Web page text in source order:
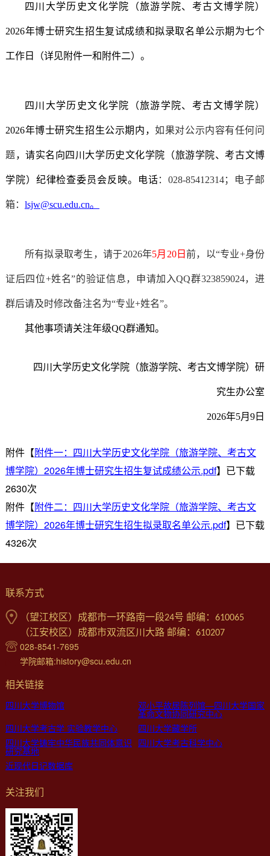
四川大学历史文化学院（旅游学院、考古文博学院）
2026年博士研究生招生复试成绩和拟录取名单公示期为七个
工作日（详见附件一和附件二）。
四川大学历史文化学院（旅游学院、考古文博学院）
2026年博士研究生招生公示期内，如果对公示内容有任何问
题 ，请实名向四川大学历史文化学院（旅游学院、考古文博
学院）纪律检查委员会反映。电话：028-85412314；电子邮
箱： lsjw@scu.edu.cn。
所有拟录取考生，请于2026年5月 20日前，以“专业+身份
证后四位+姓名”的验证信息，申请加入QQ群323859024，进
群后请及时修改备注名为“专业+姓名”。
其他事项请关注年级QQ群通知。
四川大学历史文化学院（旅游学院、考古文博学院）研
究生办公室
2026年5月9 日
附件【附件一：四川大学历史文化学院（旅游学院、考古文
博学院）2026年博士研究生招生复试成绩公示.pdf】已下载
2630次
附件【附件二：四川大学历史文化学院（旅游学院、考古文
博学院）2026年博士研究生招生拟录取名单公示.pdf】已下载
4326次
联系方式
（望江校区）成都市一环路南一段24号 邮编：610065
（江安校区）成都市双流区川大路 邮编：610207
028-8541-7695
学院邮箱:history@scu.edu.cn
相关链接
四川大学博物馆 邓小平故居陈列馆—四川大学国家
革命文物协同研究中心
四川大学考古学 实验教学中心
四川大学藏学所
四川大学铸牢中华民族共同体意识
研究基地
四川大学考古科学中心
近现代日记数据库
关注我们